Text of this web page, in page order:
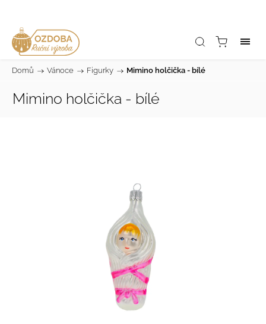
Domů / Vánoce / Figurky / Mimino holčička - bílé
Mimino holčička - bílé